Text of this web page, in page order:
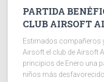
PARTIDA
CLUB AIRSOFT
Estimados compañeros
Airsoft el club de Airsoft
principios de Enero una
niños más